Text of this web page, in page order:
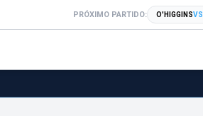
PRÓXIMO PARTIDO: O'HIGGINSVS